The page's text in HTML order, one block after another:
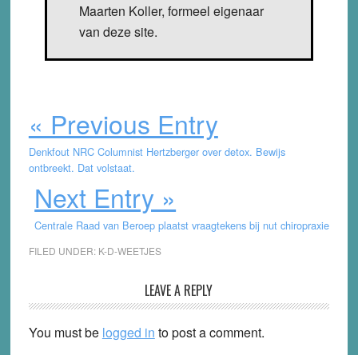
Maarten Koller, formeel eigenaar
van deze site.
« Previous Entry
Denkfout NRC Columnist Hertzberger over detox. Bewijs
ontbreekt. Dat volstaat.
Next Entry »
Centrale Raad van Beroep plaatst vraagtekens bij nut chiropraxie
FILED UNDER: K-D-WEETJES
Interactions
LEAVE A REPLY
You must be logged in to post a comment.